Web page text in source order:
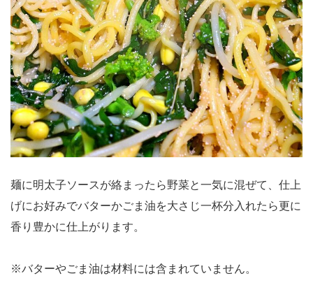
麺に明太子ソースが絡まったら野菜と一気に混ぜて、仕上
げにお好みでバターかごま油を大さじ一杯分入れたら更に
香り豊かに仕上がります。
※バターやごま油は材料には含まれていません。